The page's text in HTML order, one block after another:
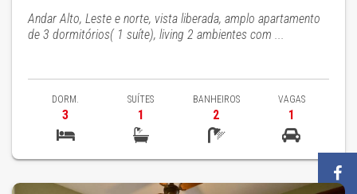
Andar Alto, Leste e norte, vista liberada, amplo apartamento
de 3 dormitórios( 1 suíte), living 2 ambientes com ...
DORM.
3
SUÍTES
1
BANHEIROS
2
VAGAS
1